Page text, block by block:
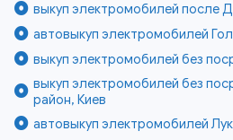
выкуп электромобилей после
автовыкуп электромобилей
выкуп электромобилей без
выкуп электромобилей без
район, Киев
автовыкуп электромобилей